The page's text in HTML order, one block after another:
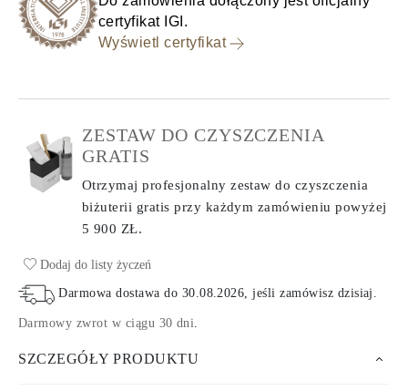
certyfikat IGI.
Wyświetl certyfikat
ZESTAW DO CZYSZCZENIA
GRATIS
Otrzymaj profesjonalny zestaw do czyszczenia
biżuterii gratis przy każdym zamówieniupowyżej
5 900 ZŁ.
Dodaj do listy życzeń
Darmowa dostawa do 30.08.2026 , jeśli zamówisz dzisiaj
Darmowy zwrot w ciągu 30 dni
SZCZEGÓŁY PRODUKTU